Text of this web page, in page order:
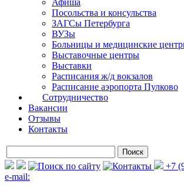
Афиша
Посольства и консульства
ЗАГСы Петербурга
ВУЗы
Больницы и медицинские
Выставочные центры
Выставки
Расписания ж/д вокзалов
Расписание аэропорта Пулково
Сотрудничество
Вакансии
Отзывы
Контакты
+7
e-mail: